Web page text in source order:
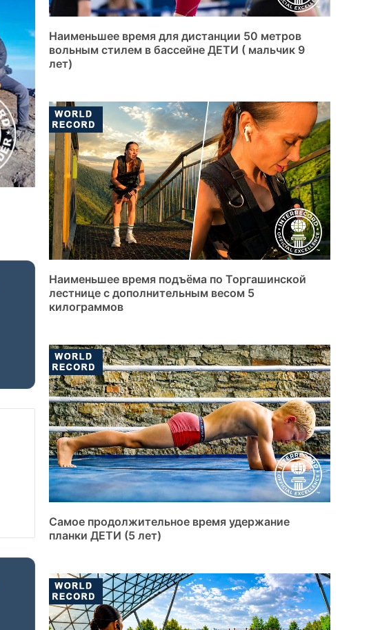
Наименьшее время для дистанции 50 метров
вольным стилем в бассейне ДЕТИ ( мальчик 9
лет)
Наименьшее время подъёма по Торгашинской
лестнице с дополнительным весом 5
килограммов
Самое продолжительное время удержание
планки ДЕТИ (5 лет)